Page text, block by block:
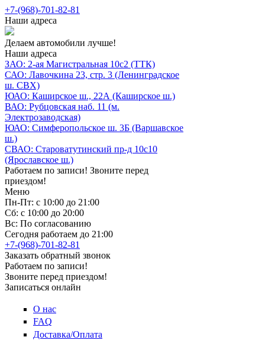
+7-(968)-701-82-81
Наши адреса
Делаем автомобили лучше!
Наши адреса
ЗАО: 2-ая Магистральная 10с2 (ТТК)
САО: Лавочкина 23, стр. 3 (Ленинградское
ш. СВХ)
ЮАО: Каширское ш., 22А (Каширское ш.)
ВАО: Рубцовская наб. 11 (м.
Электрозаводская)
ЮАО: Симферопольское ш. 3Б (Варшавское
ш.)
СВАО: Староватутинский пр-д 10с10
(Ярославское ш.)
Работаем по записи! Звоните перед
приездом!
Меню
Пн-Пт: с 10:00 до 21:00
Сб: с 10:00 до 20:00
Вс: По согласованию
Сегодня работаем до 21:00
+7-(968)-701-82-81
Заказать обратный звонок
Работаем по записи!
Звоните перед приездом!
Записаться онлайн
О нас
FAQ
Доставка/Оплата